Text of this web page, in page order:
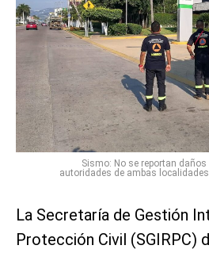
Sismo: No se reportan daños
autoridades de ambas
La Secretaría de Gestión
Protección Civil (SGIRPC)